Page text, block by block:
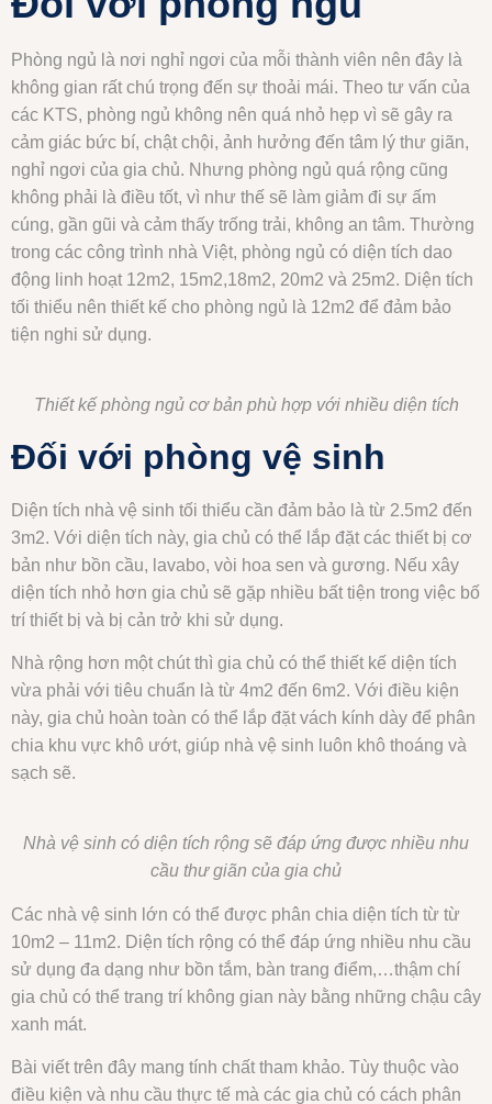
Phòng ngủ là nơi nghỉ ngơi của mỗi thành viên nên đây là
không gian rất chú trọng đến sự thoải mái. Theo tư vấn của
các KTS, phòng ngủ không nên quá nhỏ hẹp vì sẽ gây ra
cảm giác bức bí, chật chội, ảnh hưởng đến tâm lý thư giãn,
nghỉ ngơi của gia chủ. Nhưng phòng ngủ quá rộng cũng
không phải là điều tốt, vì như thế sẽ làm giảm đi sự ấm
cúng, gần gũi và cảm thấy trống trải, không an tâm. Thường
trong các công trình nhà Việt, phòng ngủ có diện tích dao
động linh hoạt 12m2, 15m2,18m2, 20m2 và 25m2. Diện tích
tối thiểu nên thiết kế cho phòng ngủ là 12m2 để đảm bảo
tiện nghi sử dụng.
Thiết kế phòng ngủ cơ bản phù hợp với nhiều diện tích
Đối với phòng vệ sinh
Diện tích nhà vệ sinh tối thiểu cần đảm bảo là từ 2.5m2 đến
3m2. Với diện tích này, gia chủ có thể lắp đặt các thiết bị cơ
bản như bồn cầu, lavabo, vòi hoa sen và gương. Nếu xây
diện tích nhỏ hơn gia chủ sẽ gặp nhiều bất tiện trong việc bố
trí thiết bị và bị cản trở khi sử dụng.
Nhà rộng hơn một chút thì gia chủ có thể thiết kế diện tích
vừa phải với tiêu chuẩn là từ 4m2 đến 6m2. Với điều kiện
này, gia chủ hoàn toàn có thể lắp đặt vách kính dày để phân
chia khu vực khô ướt, giúp nhà vệ sinh luôn khô thoáng và
sạch sẽ.
Nhà vệ sinh có diện tích rộng sẽ đáp ứng được nhiều nhu
cầu thư giãn của gia chủ
Các nhà vệ sinh lớn có thể được phân chia diện tích từ từ
10m2 – 11m2. Diện tích rộng có thể đáp ứng nhiều nhu cầu
sử dụng đa dạng như bồn tắm, bàn trang điểm,…thậm chí
gia chủ có thể trang trí không gian này bằng những chậu cây
xanh mát.
Bài viết trên đây mang tính chất tham khảo. Tùy thuộc vào
điều kiện và nhu cầu thực tế mà các gia chủ có cách phân